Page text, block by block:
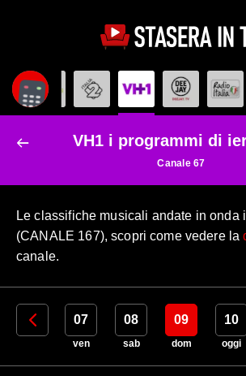
VH1 i programmi di
Canale 67
Le classifiche musicali andate in onda
(CANALE 167), scopri come vedere la
canale.
06 07
ven
08
sab
09
dom
10
oggi